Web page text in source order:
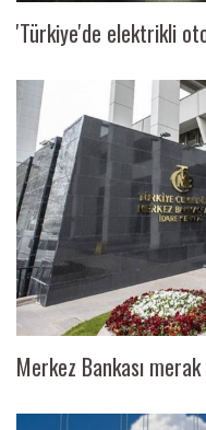
'Türkiye'de elektrikli
Merkez Bankası